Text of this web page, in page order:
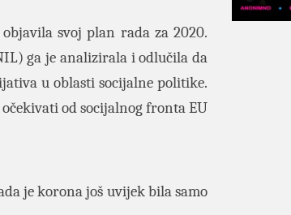
svoj plan rada za 2020.
ga je analizirala i odlučila da
u oblasti socijalne politike.
od socijalnog fronta EU
je korona još uvijek bila samo